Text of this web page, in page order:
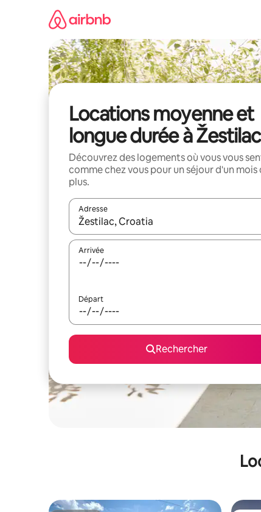
Locations moyenne et
longue durée à Žestilac
Découvrez des logements où vous vous
comme chez vous pour un séjour d'un mois
plus.
Adresse
Lorsque les résultats s'affichent, utilisez les
Arrivée
Départ
Rechercher